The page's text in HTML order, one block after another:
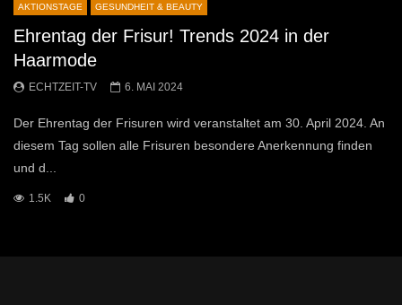
AKTIONSTAGE GESUNDHEIT & BEAUTY
Ehrentag der Frisur! Trends 2024 in der
Haarmode
ECHTZEIT-TV 6. MAI 2024
Der Ehrentag der Frisuren wird veranstaltet am 30. April 2024. An
diesem Tag sollen alle Frisuren besondere Anerkennung finden
und d...
1.5K 0